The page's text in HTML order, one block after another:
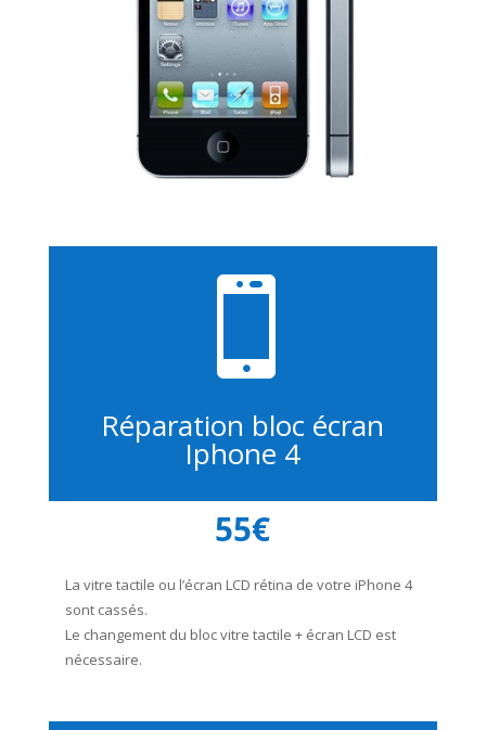

Réparation bloc écran
Iphone 4
55€
La vitre tactile ou l’écran LCD rétina de votre iPhone 4
sont cassés.
Le changement du bloc vitre tactile + écran LCD est
nécessaire.